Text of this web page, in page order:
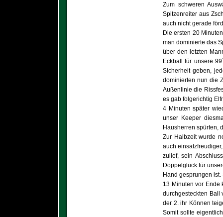
Zum schweren
Spitzenreiter aus
auch nicht gerade
Die ersten 20
man dominierte das
über den letzten
Eckball für unsere
Sicherheit geben,
dominierten nun die
Außenlinie die
es gab folgerichtig
4 Minuten später
unser Keeper
Hausherren spürten,
Zur Halbzeit wurde
auch
zulief, sein
Doppelglück für
Hand gesprungen
13 Minuten vor Ende
durchgesteckten Ball
der 2. ihr Können
Somit sollte